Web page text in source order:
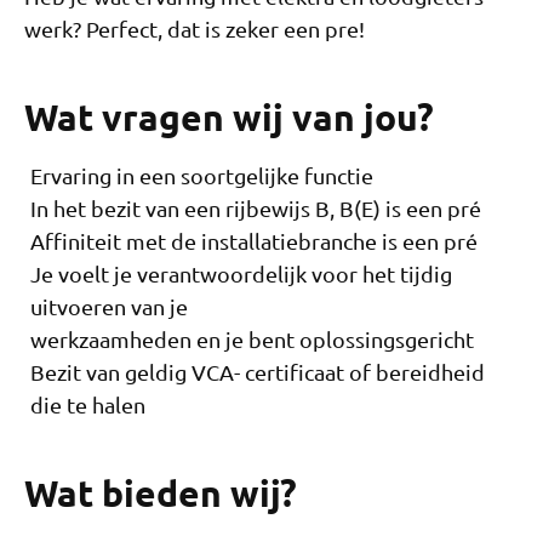
werk? Perfect, dat is zeker een pre!
Wat vragen wij van jou?
Ervaring in een soortgelijke functie
In het bezit van een rijbewijs B, B(E) is een pré
Affiniteit met de installatiebranche is een pré
Je voelt je verantwoordelijk voor het tijdig
uitvoeren van je
werkzaamheden en je bent oplossingsgericht
Bezit van geldig VCA- certificaat of bereidheid
die te halen
Wat bieden wij?